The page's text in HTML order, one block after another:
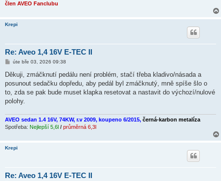
člen AVEO Fanclubu
Krepi
Re: Aveo 1,4 16V E-TEC II
P
í
p
v
e
úte bře 03, 2026 09:38
Děkuji, zmáčknutí pedálu není problém, stačí třeba kladivo/násada a
posunout sedačku dopředu, aby pedál byl zmáčknutý, mně spíše šlo o
to, zda se pak bude muset klapka resetovat a nastavit do výchozí/nulové
polohy.
AVEO sedan 1.4 16V, 74KW, r.v 2009, koupeno 6/2015, černá-karbon metalíza
Spotřeba: Nejlepší 5,6l / průměrná 6,3l
Krepi
Re: Aveo 1,4 16V E-TEC II